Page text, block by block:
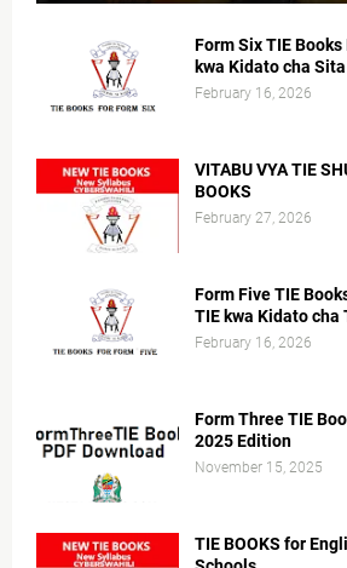
Form Six TIE
kwa Kidato cha
February 16, 2026
VITABU VYA TIE
BOOKS
February 27, 2026
Form Five TIE
TIE kwa Kidato cha
February 16, 2026
Form Three TIE
2025 Edition
November 15, 2025
TIE BOOKS for